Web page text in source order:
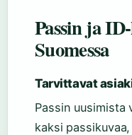
Passin ja
Suomessa
Tarvittavat
Passin
kaksi